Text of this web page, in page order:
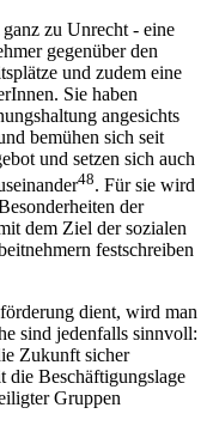
zu Unrecht - eine
gegenüber den
und zudem eine
Sie haben
angesichts
bemühen sich seit
und setzen sich auch
48. Für sie wird
der
dem Ziel der sozialen
festschreiben
dient, wird man
sind jedenfalls sinnvoll:
Zukunft sicher
die Beschäftigungslage
Gruppen